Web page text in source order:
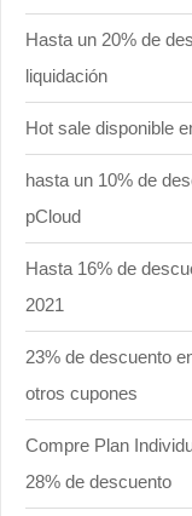
Hasta un 20% de
liquidación
Hot sale disponible
hasta un 10% de
pCloud
Hasta 16% de
2021
23% de descuento
otros cupones
Compre Plan
28% de descuento